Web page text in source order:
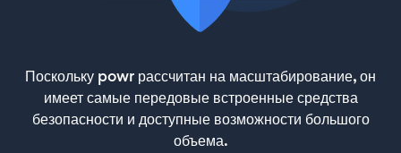
Поскольку powr рассчитан на масштабирование, он
имеет самые передовые встроенные средства
безопасности и доступные возможности большого
объема.